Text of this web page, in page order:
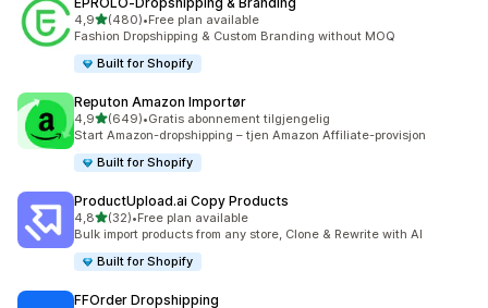
4,9av 5 stjerner
(480)
Totalt 480 omtaler
•Free plan available
Fashion Dropshipping & Custom Branding without MOQ
Built for Shopify
Reputon Amazon Importør
4,9av 5 stjerner
(649)
Totalt 649 omtaler
•Gratis abonnement tilgjengelig
Start Amazon-dropshipping – tjen Amazon Affiliate-provisjon
Built for Shopify
ProductUpload.ai Copy Products
4,8av 5 stjerner
(32)
Totalt 32 omtaler
•Free plan available
Bulk import products from any store, Clone & Rewrite with AI
Built for Shopify
FFOrder Dropshipping